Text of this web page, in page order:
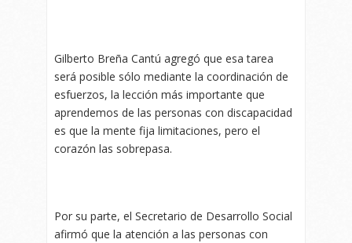
Gilberto Breña Cantú agregó que esa tarea
será posible sólo mediante la coordinación de
esfuerzos, la lección más importante que
aprendemos de las personas con discapacidad
es que la mente fija limitaciones, pero el
corazón las sobrepasa.
Por su parte, el Secretario de Desarrollo Social
afirmó que la atención a las personas con